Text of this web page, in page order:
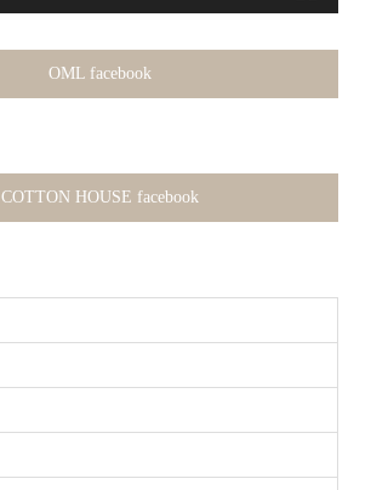
OML facebook
COTTON HOUSE facebook